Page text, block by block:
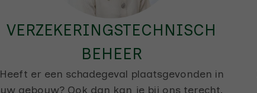
VERZEKERINGSTECHNISCH
BEHEER
Heeft er een schadegeval plaatsgevonden in
uw gebouw? Ook dan kan je bij ons terecht.